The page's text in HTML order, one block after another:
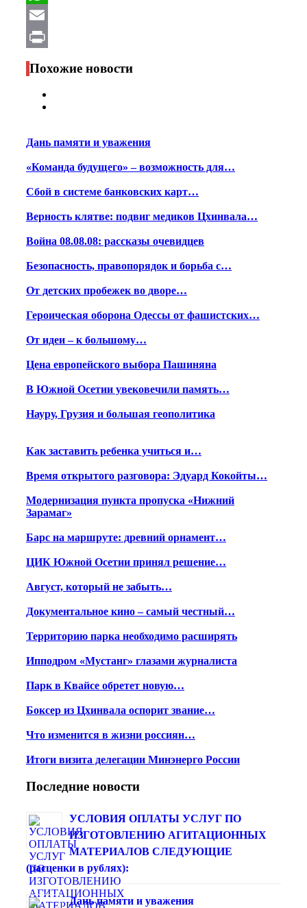
WhatsApp
Email
Print
Похожие новости
Дань памяти и уважения
«Команда будущего» – возможность для…
Сбой в системе банковских карт…
Верность клятве: подвиг медиков Цхинвала…
Война 08.08.08: рассказы очевидцев
Безопасность, правопорядок и борьба с…
От детских пробежек во дворе…
Героическая оборона Одессы от фашистских…
От идеи – к большому…
Цена европейского выбора Пашиняна
В Южной Осетии увековечили память…
Науру, Грузия и большая геополитика
Как заставить ребенка учиться и…
Время открытого разговора: Эдуард Кокойты…
Модернизация пункта пропуска «Нижний
Зарамаг»
Барс на маршруте: древний орнамент…
ЦИК Южной Осетии принял решение…
Август, который не забыть…
Документальное кино – самый честный…
Территорию парка необходимо расширять
Ипподром «Мустанг» глазами журналиста
Парк в Квайсе обретет новую…
Боксер из Цхинвала оспорит звание…
Что изменится в жизни россиян…
Итоги визита делегации Минэнерго России
Последние новости
УСЛОВИЯ ОПЛАТЫ УСЛУГ ПО
ИЗГОТОВЛЕНИЮ АГИТАЦИОННЫХ
МАТЕРИАЛОВ СЛЕДУЮЩИЕ
(расценки в рублях):
Дань памяти и уважения